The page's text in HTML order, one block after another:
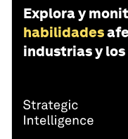
Explora y
habilidades
industrias y